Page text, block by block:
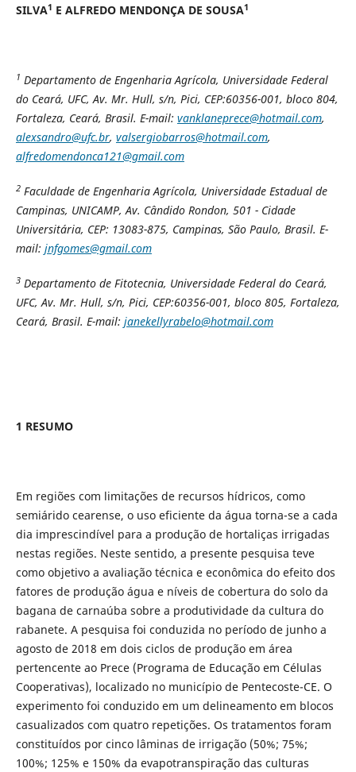
SILVA1 E ALFREDO MENDONÇA DE SOUSA1
1 Departamento de Engenharia Agrícola, Universidade Federal
do Ceará, UFC, Av. Mr. Hull, s/n, Pici, CEP:60356-001, bloco 804,
Fortaleza, Ceará, Brasil. E-mail: vanklaneprece@hotmail.com,
alexsandro@ufc.br, valsergiobarros@hotmail.com,
alfredomendonca121@gmail.com
2 Faculdade de Engenharia Agrícola, Universidade Estadual de
Campinas, UNICAMP, Av. Cândido Rondon, 501 - Cidade
Universitária, CEP: 13083-875, Campinas, São Paulo, Brasil. E-
mail: jnfgomes@gmail.com
3 Departamento de Fitotecnia, Universidade Federal do Ceará,
UFC, Av. Mr. Hull, s/n, Pici, CEP:60356-001, bloco 805, Fortaleza,
Ceará, Brasil. E-mail: janekellyrabelo@hotmail.com
1 RESUMO
Em regiões com limitações de recursos hídricos, como
semiárido cearense, o uso eficiente da água torna-se a cada
dia imprescindível para a produção de hortaliças irrigadas
nestas regiões. Neste sentido, a presente pesquisa teve
como objetivo a avaliação técnica e econômica do efeito dos
fatores de produção água e níveis de cobertura do solo da
bagana de carnaúba sobre a produtividade da cultura do
rabanete. A pesquisa foi conduzida no período de junho a
agosto de 2018 em dois ciclos de produção em área
pertencente ao Prece (Programa de Educação em Células
Cooperativas), localizado no município de Pentecoste-CE. O
experimento foi conduzido em um delineamento em blocos
casualizados com quatro repetições. Os tratamentos foram
constituídos por cinco lâminas de irrigação (50%; 75%;
100%; 125% e 150% da evapotranspiração das culturas